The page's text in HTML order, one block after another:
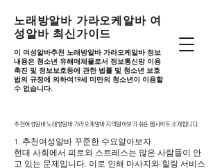
노래방알바 가라오케알바 여
성알바 최신가이드
이 여성알바추천 노래방알바 가라오케알바 정보
내용은 청소년 유해매체물로서 정보통신망 이용
촉진 및 정보보호등에 관한 법률 및 청소년 보호
법의 규정에 의하여19세 미만의 청소년이 이용할
수 없습니다.
추천여성알바 노래방알바 가라오케알바 지역알아보기 쉬운 웹사이트 소개합니다.
추천여성알바 노래방알바 가라오케알바 지역알아보기 쉬운 웹사이트 소개합니다.
1. 추천여성알바 꾸준한 수요알아보자
현대 사회에서 피로와 스트레스는 많은 사람들이 안
고 있는 문제입니다. 이로 인해 마사지와 힐링 서비스